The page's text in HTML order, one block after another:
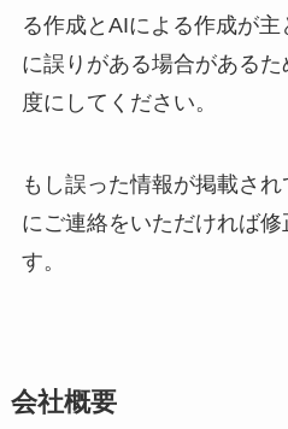
る作成とAIによる作成が
に誤りがある場合がある
度にしてください。
もし誤った情報が掲載さ
にご連絡をいただければ
す。
会社概要